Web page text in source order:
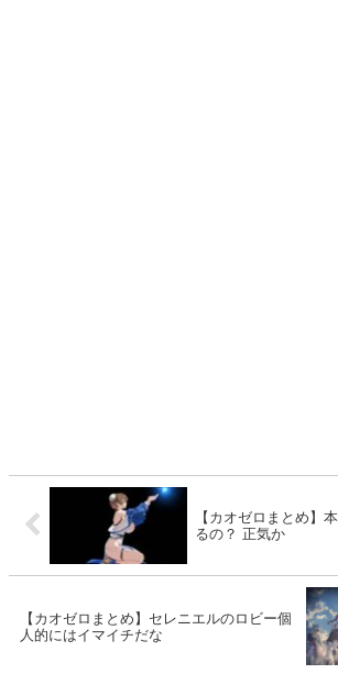
【カオゼロまとめ】
るの？ 正気か
【カオゼロまとめ】セレニエルのロビー個
人的にはイマイチだな